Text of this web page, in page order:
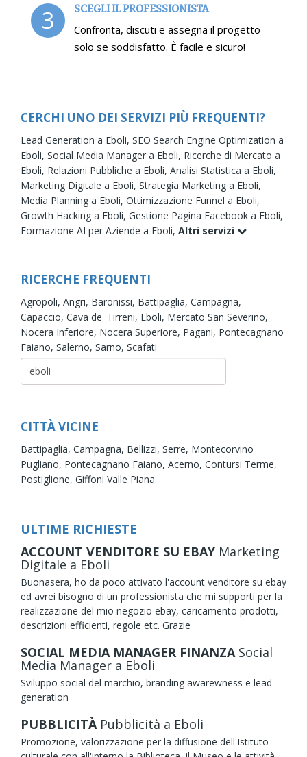
3 SCEGLI IL PROFESSIONISTA
Confronta, discuti e assegna il progetto
solo se soddisfatto. È facile e sicuro!
CERCHI UNO DEI SERVIZI PIÙ FREQUENTI?
Lead Generation a Eboli, SEO Search Engine Optimization a
Eboli, Social Media Manager a Eboli, Ricerche di Mercato a
Eboli, Relazioni Pubbliche a Eboli, Analisi Statistica a Eboli,
Marketing Digitale a Eboli, Strategia Marketing a Eboli,
Media Planning a Eboli, Ottimizzazione Funnel a Eboli,
Growth Hacking a Eboli, Gestione Pagina Facebook a Eboli,
Formazione AI per Aziende a Eboli, Altri servizi
RICERCHE FREQUENTI
Agropoli, Angri, Baronissi, Battipaglia, Campagna,
Capaccio, Cava de' Tirreni, Eboli, Mercato San Severino,
Nocera Inferiore, Nocera Superiore, Pagani, Pontecagnano
Faiano, Salerno, Sarno, Scafati
CITTÀ VICINE
Battipaglia, Campagna, Bellizzi, Serre, Montecorvino
Pugliano, Pontecagnano Faiano, Acerno, Contursi Terme,
Postiglione, Giffoni Valle Piana
ULTIME RICHIESTE
ACCOUNT VENDITORE SU EBAY Marketing
Digitale a Eboli
Buonasera, ho da poco attivato l'account venditore su ebay
ed avrei bisogno di un professionista che mi supporti per la
realizzazione del mio negozio ebay, caricamento prodotti,
descrizioni efficienti, regole etc. Grazie
SOCIAL MEDIA MANAGER FINANZA Social
Media Manager a Eboli
Sviluppo social del marchio, branding awarewness e lead
generation
PUBBLICITÀ Pubblicità a Eboli
Promozione, valorizzazione per la diffusione dell'Istituto